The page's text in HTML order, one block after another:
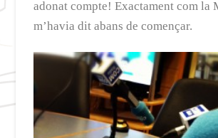
adonat compte! Exactament com la
m’havia dit abans de començar.